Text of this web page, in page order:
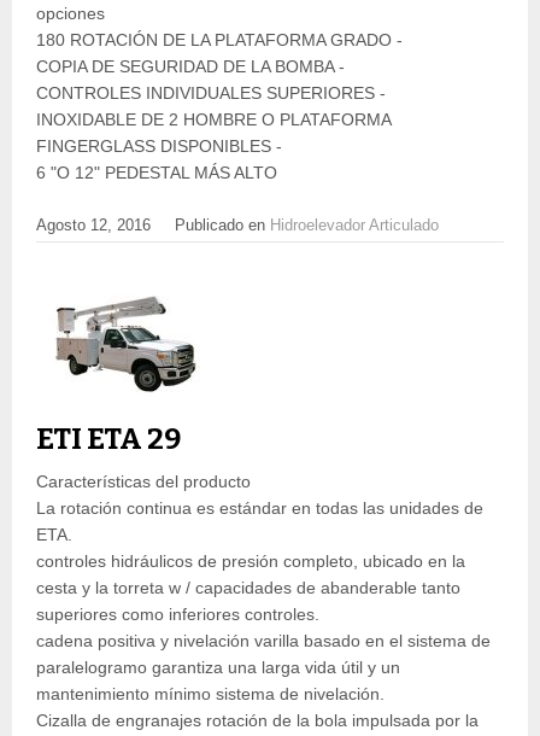
opciones
180 ROTACIÓN DE LA PLATAFORMA GRADO -
COPIA DE SEGURIDAD DE LA BOMBA -
CONTROLES INDIVIDUALES SUPERIORES -
INOXIDABLE DE 2 HOMBRE O PLATAFORMA
FINGERGLASS DISPONIBLES -
6 "O 12" PEDESTAL MÁS ALTO
Agosto 12, 2016 Publicado en Hidroelevador Articulado
ETI ETA 29
Características del producto
La rotación continua es estándar en todas las unidades de
ETA.
controles hidráulicos de presión completo, ubicado en la
cesta y la torreta w / capacidades de abanderable tanto
superiores como inferiores controles.
cadena positiva y nivelación varilla basado en el sistema de
paralelogramo garantiza una larga vida útil y un
mantenimiento mínimo sistema de nivelación.
Cizalla de engranajes rotación de la bola impulsada por la